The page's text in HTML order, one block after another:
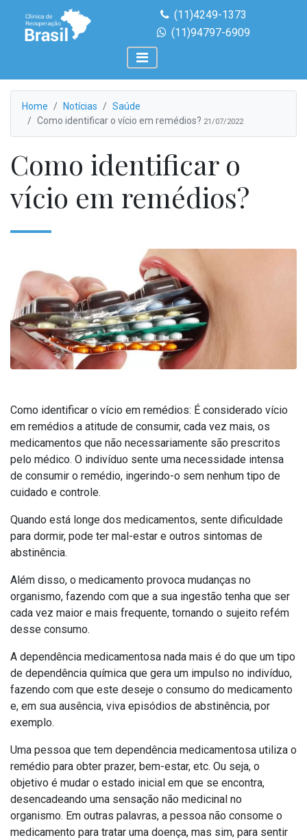
(11)4249-1373
(11)94797-6909
Home Notícias
Saúde
Como identificar o vício em remédios? 21/07/2022
Como identificar o
vício em remédios?
Como identificar o vício em remédios: É considerado vício
em remédios a atitude de consumir, cada vez mais, os
medicamentos que não necessariamente são prescritos
pelo médico. O indivíduo sente uma necessidade intensa
de consumir o remédio, ingerindo-o sem nenhum tipo de
cuidado e controle.
Quando está longe dos medicamentos, sente dificuldade
para dormir, pode ter mal-estar e outros sintomas de
abstinência.
Além disso, o medicamento provoca mudanças no
organismo, fazendo com que a sua ingestão tenha que ser
cada vez maior e mais frequente, tornando o sujeito refém
desse consumo.
A dependência medicamentosa nada mais é do que um tipo
de dependência química que gera um impulso no indivíduo,
fazendo com que este deseje o consumo do medicamento
e, em sua ausência, viva episódios de abstinência, por
exemplo.
Uma pessoa que tem dependência medicamentosa utiliza o
remédio para obter prazer, bem-estar, etc. Ou seja, o
objetivo é mudar o estado inicial em que se encontra,
desencadeando uma sensação não medicinal no
organismo. Em outras palavras, a pessoa não consome o
medicamento para tratar uma doença, mas sim, para sentir